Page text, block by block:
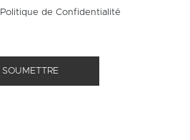
Politique de Confidentialité
SOUMETTRE